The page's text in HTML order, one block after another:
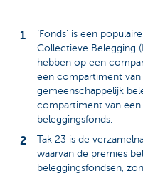
‘Fonds’ is een
Collectieve Belegging
hebben op een
een compartiment van
gemeenschappelijk
compartiment van een
beleggingsfonds.
Tak 23 is de
waarvan de premies
beleggingsfondsen,